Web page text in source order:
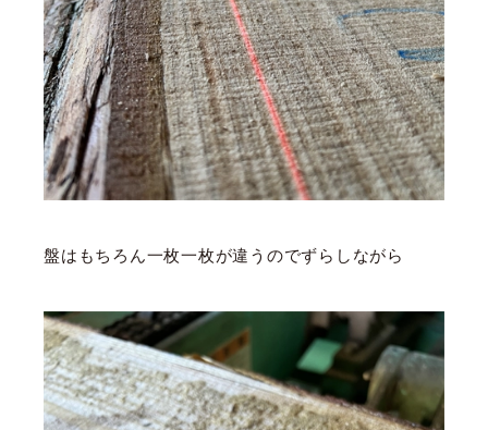
盤はもちろん一枚一枚が違うのでずらしながら